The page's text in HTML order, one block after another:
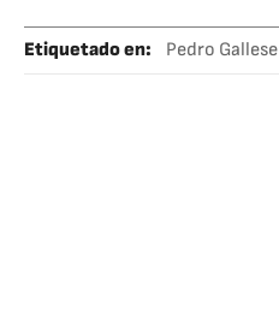
Etiquetado en: Pedro Gallese